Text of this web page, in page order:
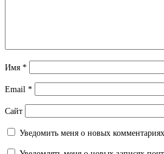
Имя *
Email *
Сайт
Уведомить меня о новых